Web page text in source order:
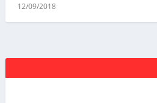
12/09/2018